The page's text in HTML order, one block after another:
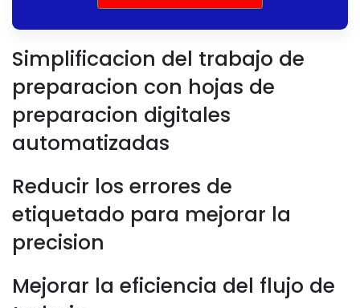
Simplificacion del trabajo de
preparacion con hojas de
preparacion digitales
automatizadas
Reducir los errores de
etiquetado para mejorar la
precision
Mejorar la eficiencia del flujo de